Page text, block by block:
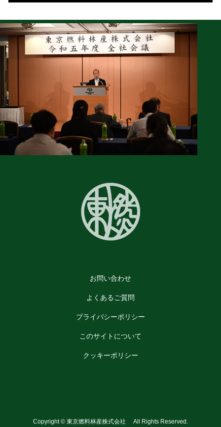
お問い合わせ
よくあるご質問
プライバシーポリシー
このサイトについて
クッキーポリシー
Copyright © 東京燃料林産株式会社 All Rights Reserved.